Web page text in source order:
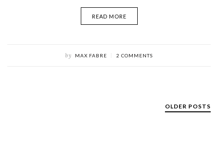
READ MORE
by MAX FABRE 2 COMMENTS
OLDER POSTS